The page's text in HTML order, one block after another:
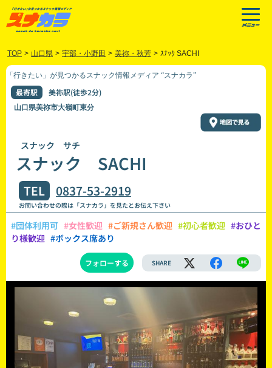
TOP > 山口県 > 宇部・小野田 > 美祢・秋芳 > ｽﾅｯｸ SACHI
「行きたい」が見つかるスナック情報メディア “スナカラ”
最寄駅 美祢駅(徒歩2分)
山口県美祢市大嶺町東分
スナック サチ
スナック SACHI
TEL 0837-53-2919
お問い合わせの際は「スナカラ」を見たとお伝え下さい
#団体利用可 #女性歓迎 #ご新規さん歓迎 #初心者歓迎 #おひと
り様歓迎 #ボックス席あり
フォローする SHARE